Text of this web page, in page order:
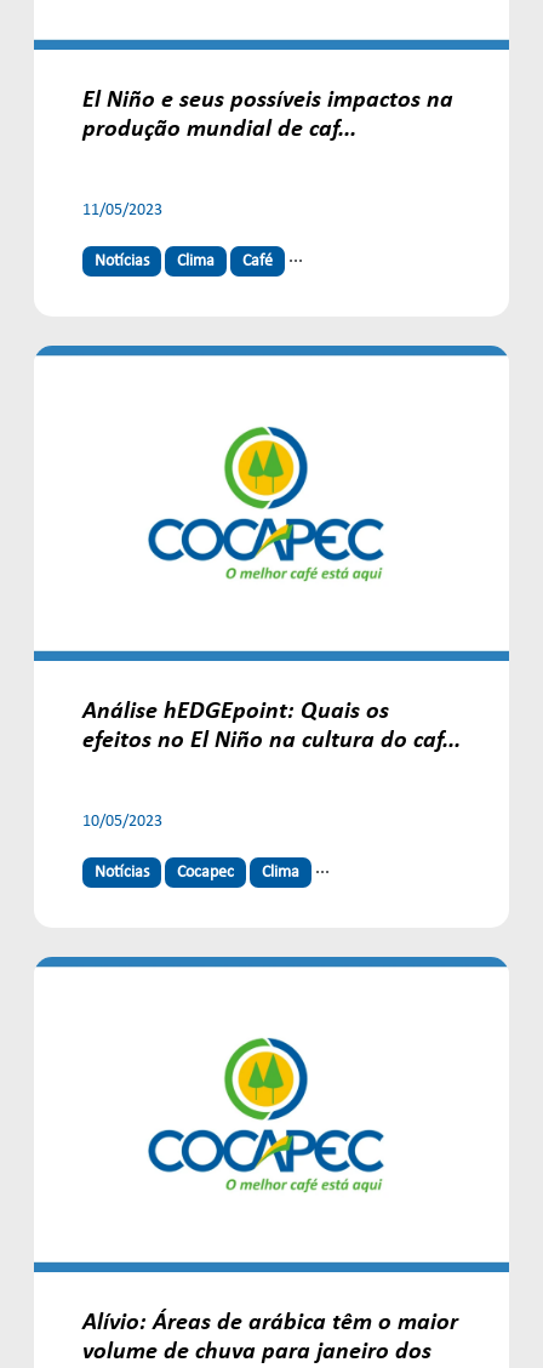
El Niño e seus possíveis impactos na
produção mundial de caf...
11/05/2023
Notícias Clima Café ...
Análise hEDGEpoint: Quais os
efeitos no El Niño na cultura do caf...
10/05/2023
Notícias Cocapec Clima ...
Alívio: Áreas de arábica têm o maior
volume de chuva para janeiro dos